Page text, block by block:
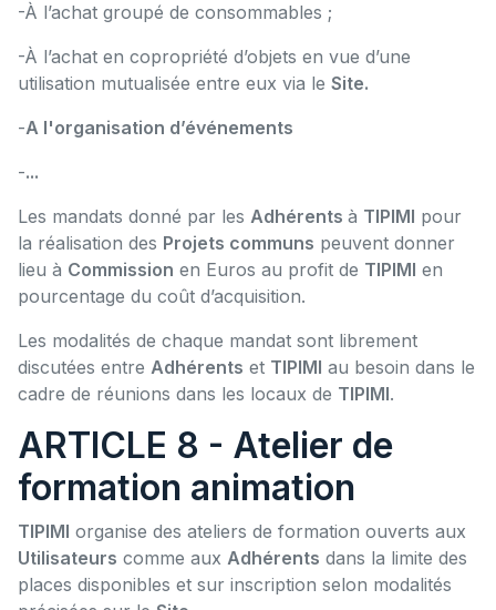
-À l’achat groupé de consommables ;
-À l’achat en copropriété d’objets en vue d’une
utilisation mutualisée entre eux via le Site.
-A l'organisation d’événements
-...
Les mandats donné par les Adhérents à TIPIMI pour
la réalisation des Projets communs peuvent donner
lieu à Commission en Euros au profit de TIPIMI en
pourcentage du coût d’acquisition.
Les modalités de chaque mandat sont librement
discutées entre Adhérents et TIPIMI au besoin dans le
cadre de réunions dans les locaux de TIPIMI.
ARTICLE 8 - Atelier de
formation animation
TIPIMI organise des ateliers de formation ouverts aux
Utilisateurs comme aux Adhérents dans la limite des
places disponibles et sur inscription selon modalités